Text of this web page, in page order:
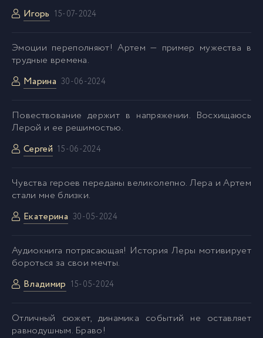
35 035
36 036
37 037
38 038
039
40 040
42 042
Игорь 15-07-2024
Эмоции переполняют! Артем — пример мужества в
трудные времена.
Марина 30-06-2024
Повествование держит в напряжении. Восхищаюсь
Лерой и ее решимостью.
Сергей 15-06-2024
Чувства героев переданы великолепно. Лера и Артем
стали мне близки.
Екатерина 30-05-2024
Аудиокнига потрясающая! История Леры мотивирует
бороться за свои мечты.
Владимир 15-05-2024
Отличный сюжет, динамика событий не оставляет
равнодушным. Браво!